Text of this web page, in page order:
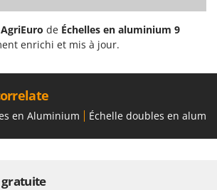
de Échelles en aluminium 9
enrichi et mis à jour.
en Aluminium Échelle doubles en